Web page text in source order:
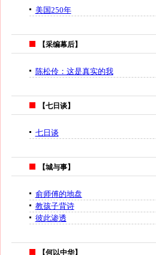
美国250年
【采编幕后】
陈松伶：这是真实的我
【七日谈】
七日谈
【城与事】
俞师傅的地盘
教孩子背诗
彼此渗透
【何以中华】